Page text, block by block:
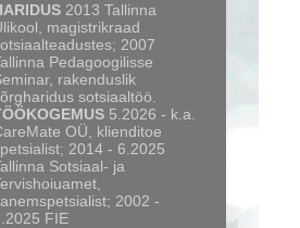
2013 Tallinna
magistrikraad
2007
Pedagoogilisse
rakenduslik
sotsiaaltöö.
5.2026 - k.a.
OÜ, klienditoe
2014 - 6.2025
Sotsiaal- ja
2002 -
FIE